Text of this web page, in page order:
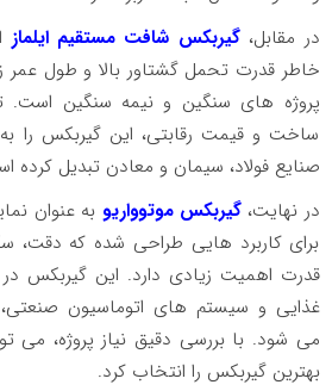
در مقابل، گیربکس شافت مستقیم ایلماز
خاطر قدرت تحمل گشتاور بالا و طول عمر
پروژه‌ های سنگین و نیمه‌ سنگین است.
ساخت و قیمت رقابتی، این گیربکس را به
صنایع فولاد، سیمان و معادن تبدیل کرده
در نهایت، گیربکس موتوواریو به عنوان
برای کاربرد هایی طراحی شده که دقت،
قدرت اهمیت زیادی دارد. این گیربکس
غذایی و سیستم‌ های اتوماسیون
می‌ شود. با بررسی دقیق نیاز پروژه، می‌
بهترین گیربکس را انتخاب کرد.